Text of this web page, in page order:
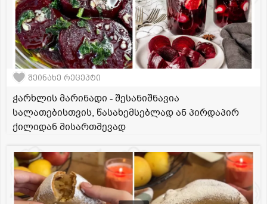
შეინახე რეცეპტი
ჭარხლის მარინადი - შესანიშნავია
სალათებისთვის, წასახემსებლად ან პირდაპირ
ქილიდან მისართმევად